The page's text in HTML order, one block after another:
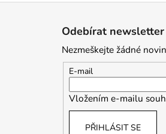
Odebírat newsletter
Nezmeškejte žádné
E-mail
Vložením e-mailu
PŘIHLÁSIT SE